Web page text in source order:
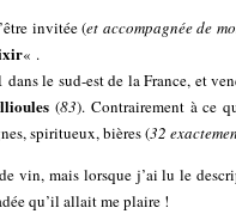
invitée (et accompagnée de
« .
dans le sud-est de la France, et
(83). Contrairement à ce
spiritueux, bières (32
de vin, mais lorsque j’ai lu le
qu’il allait me plaire !